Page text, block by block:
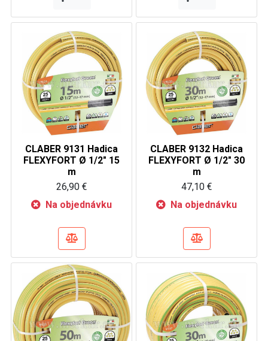
CLABER 9131 Hadica
FLEXYFORT Ø 1/2" 15
m
26,90 €
Na objednávku
CLABER 9132 Hadica
FLEXYFORT Ø 1/2" 30
m
47,10 €
Na objednávku